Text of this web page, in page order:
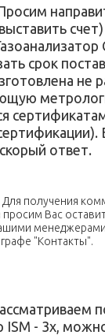
срок
не
ответ.
получения
Вас
"Контакты".
ISM - 3x,